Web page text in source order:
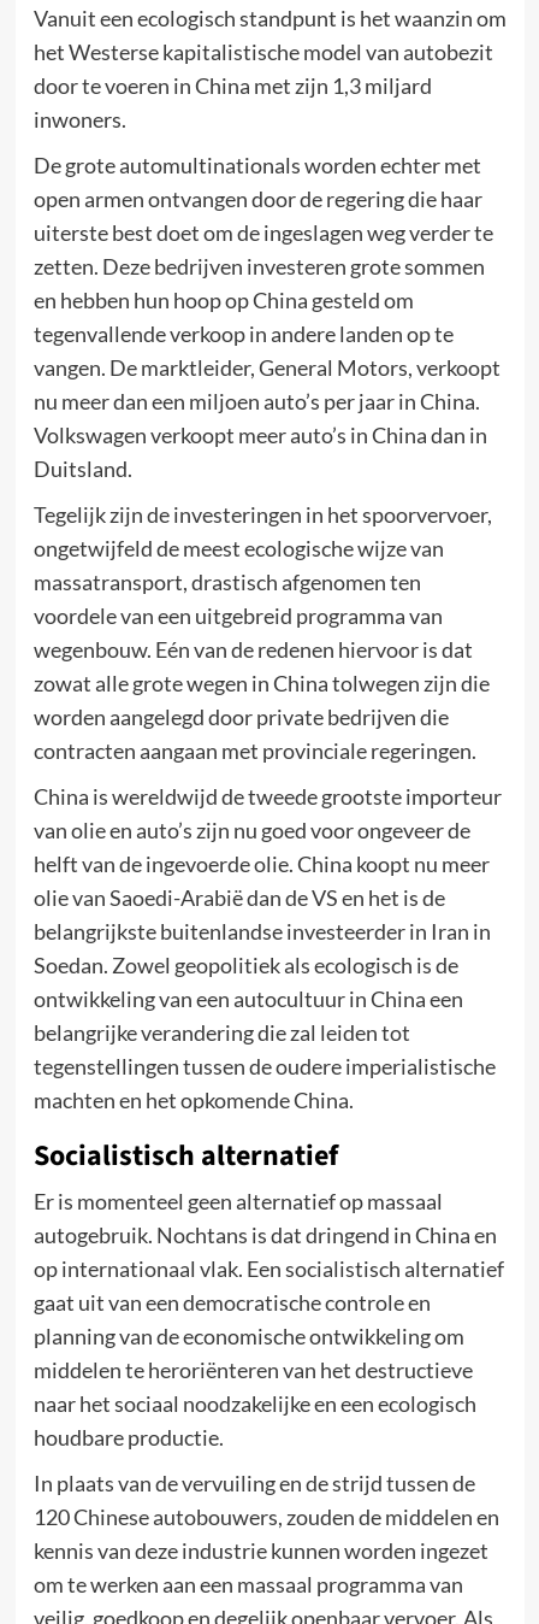
Vanuit een ecologisch standpunt is het waanzin om
het Westerse kapitalistische model van autobezit
door te voeren in China met zijn 1,3 miljard
inwoners.
De grote automultinationals worden echter met
open armen ontvangen door de regering die haar
uiterste best doet om de ingeslagen weg verder te
zetten. Deze bedrijven investeren grote sommen
en hebben hun hoop op China gesteld om
tegenvallende verkoop in andere landen op te
vangen. De marktleider, General Motors, verkoopt
nu meer dan een miljoen auto’s per jaar in China.
Volkswagen verkoopt meer auto’s in China dan in
Duitsland.
Tegelijk zijn de investeringen in het spoorvervoer,
ongetwijfeld de meest ecologische wijze van
massatransport, drastisch afgenomen ten
voordele van een uitgebreid programma van
wegenbouw. Eén van de redenen hiervoor is dat
zowat alle grote wegen in China tolwegen zijn die
worden aangelegd door private bedrijven die
contracten aangaan met provinciale regeringen.
China is wereldwijd de tweede grootste importeur
van olie en auto’s zijn nu goed voor ongeveer de
helft van de ingevoerde olie. China koopt nu meer
olie van Saoedi-Arabië dan de VS en het is de
belangrijkste buitenlandse investeerder in Iran in
Soedan. Zowel geopolitiek als ecologisch is de
ontwikkeling van een autocultuur in China een
belangrijke verandering die zal leiden tot
tegenstellingen tussen de oudere imperialistische
machten en het opkomende China.
Socialistisch alternatief
Er is momenteel geen alternatief op massaal
autogebruik. Nochtans is dat dringend in China en
op internationaal vlak. Een socialistisch alternatief
gaat uit van een democratische controle en
planning van de economische ontwikkeling om
middelen te heroriënteren van het destructieve
naar het sociaal noodzakelijke en een ecologisch
houdbare productie.
In plaats van de vervuiling en de strijd tussen de
120 Chinese autobouwers, zouden de middelen en
kennis van deze industrie kunnen worden ingezet
om te werken aan een massaal programma van
veilig, goedkoop en degelijk openbaar vervoer. Als